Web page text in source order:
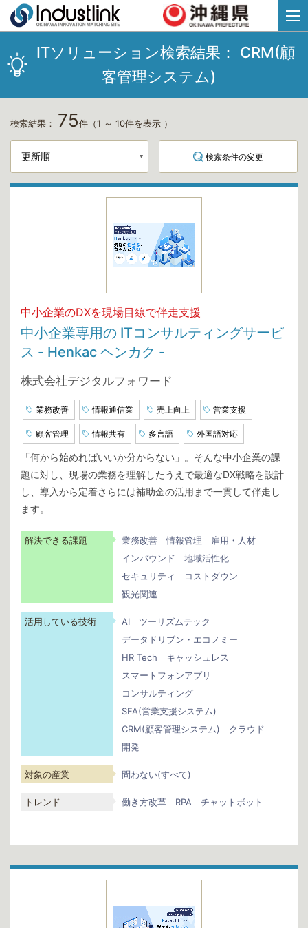
ITソリューション検索結果： CRM(顧
客管理システム)
検索結果： 75件 （1 ～ 10件を表示 ）
検索条件の変更
中小企業のDXを現場目線で伴走支援
中小企業専用の ITコンサルティングサービ
ス - Henkac ヘンカク -
株式会社デジタルフォワード
業務改善 情報通信業 売上向上 営業支援
顧客管理 情報共有 多言語 外国語対応
「何から始めればいいか分からない」。そんな中小企業の課
題に対し、現場の業務を理解したうえで最適なDX戦略を設計
し、導入から定着さらには補助金の活用まで一貫して伴走し
ます。
解決できる課題 業務改善 情報管理
雇用・人材
インバウンド
地域活性化
セキュリティ
コストダウン
観光関連
活用している技術 AI
ツーリズムテック
データドリブン・エコノミー
HR Tech
キャッシュレス
スマートフォンアプリ
コンサルティング
SFA(営業支援システム)
CRM(顧客管理システム)
クラウド
開発
対象の産業 問わない(すべて)
トレンド 働き方改革 RPA チャットボット